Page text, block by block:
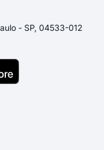
- SP, 04533-012